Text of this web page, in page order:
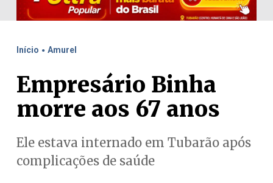
Início . Amurel
Empresário Binha
morre aos 67 anos
Ele estava internado em Tubarão após
complicações de saúde